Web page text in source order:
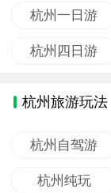
杭州一日游
杭州四日游
杭州旅游玩法
杭州自驾游
杭州纯玩